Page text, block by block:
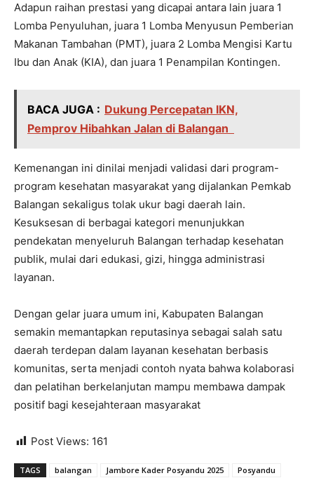
Adapun raihan prestasi yang dicapai antara lain juara 1
Lomba Penyuluhan, juara 1 Lomba Menyusun Pemberian
Makanan Tambahan (PMT), juara 2 Lomba Mengisi Kartu
Ibu dan Anak (KIA), dan juara 1 Penampilan Kontingen.
BACA JUGA : Dukung Percepatan IKN,
Pemprov Hibahkan Jalan di Balangan
Kemenangan ini dinilai menjadi validasi dari program-
program kesehatan masyarakat yang dijalankan Pemkab
Balangan sekaligus tolak ukur bagi daerah lain.
Kesuksesan di berbagai kategori menunjukkan
pendekatan menyeluruh Balangan terhadap kesehatan
publik, mulai dari edukasi, gizi, hingga administrasi
layanan.
Dengan gelar juara umum ini, Kabupaten Balangan
semakin memantapkan reputasinya sebagai salah satu
daerah terdepan dalam layanan kesehatan berbasis
komunitas, serta menjadi contoh nyata bahwa kolaborasi
dan pelatihan berkelanjutan mampu membawa dampak
positif bagi kesejahteraan masyarakat
Post Views: 161
TAGS balangan Jambore Kader Posyandu 2025 Posyandu